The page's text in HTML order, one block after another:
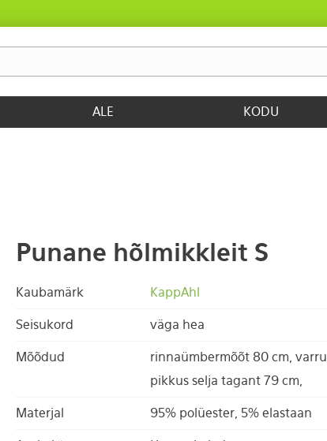
ALE KODU
Punane hõlmikkleit S
Kaubamärk KappAhl
Seisukord väga hea
Mõõdud
rinnaümbermõõt 80 cm,
pikkus selja tagant 79 cm,
Materjal 95% polüester, 5% elastaan